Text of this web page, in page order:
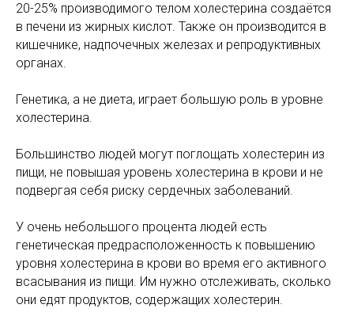
20-25% производимого телом холестерина создаётся
в печени из жирных кислот. Также он производится в
кишечнике, надпочечных железах и репродуктивных
органах.
Генетика, а не диета, играет большую роль в уровне
холестерина.
Большинство людей могут поглощать холестерин из
пищи, не повышая уровень холестерина в крови и не
подвергая себя риску сердечных заболеваний.
У очень небольшого процента людей есть
генетическая предрасположенность к повышению
уровня холестерина в крови во время его активного
всасывания из пищи. Им нужно отслеживать, сколько
они едят продуктов, содержащих холестерин.